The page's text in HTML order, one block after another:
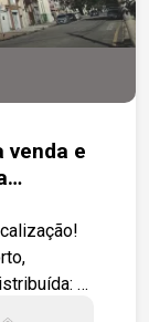
venda e
3